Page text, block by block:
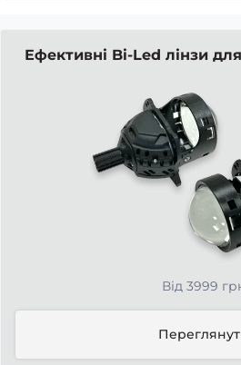
Ефективні Bi-Led лінзи
Від 3999